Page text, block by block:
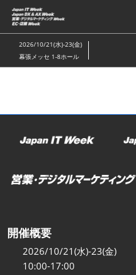
ス
キ
ッ
し
む
2026/10/21(水)-23(金)
幕張メッセ 1-8ホール
開催概要
2026/10/21(水)-23(金)
10:00-17:00